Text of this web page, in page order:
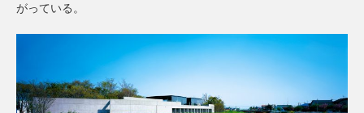
がっている。